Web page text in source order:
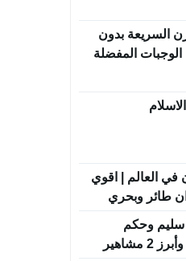
السريعة بدون
المفضلة
في العالم | اقوي
طائر وبحري
وحكم
2 مشاهير